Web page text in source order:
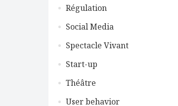
Régulation
Social Media
Spectacle Vivant
Start-up
Théâtre
User behavior